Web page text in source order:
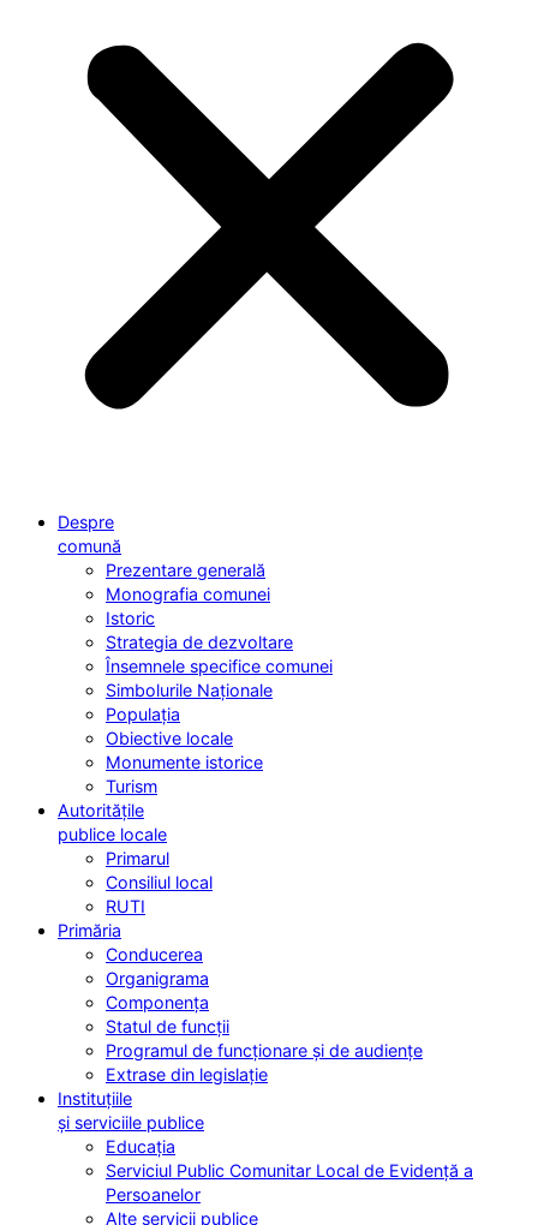
Despre
comună
Prezentare generală
Monografia comunei
Istoric
Strategia de dezvoltare
Însemnele specifice comunei
Simbolurile Naționale
Populația
Obiective locale
Monumente istorice
Turism
Autoritățile
publice locale
Primarul
Consiliul local
RUTI
Primăria
Conducerea
Organigrama
Componența
Statul de funcții
Programul de funcționare și de audiențe
Extrase din legislație
Instituțiile
și serviciile publice
Educația
Serviciul Public Comunitar Local de Evidență a
Persoanelor
Alte servicii publice